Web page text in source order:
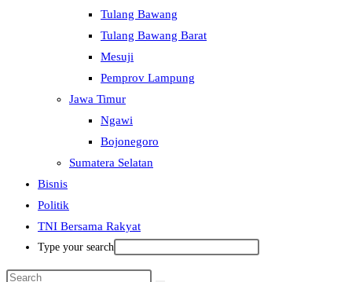
Tulang Bawang
Tulang Bawang Barat
Mesuji
Pemprov Lampung
Jawa Timur
Ngawi
Bojonegoro
Sumatera Selatan
Bisnis
Politik
TNI Bersama Rakyat
Type your search